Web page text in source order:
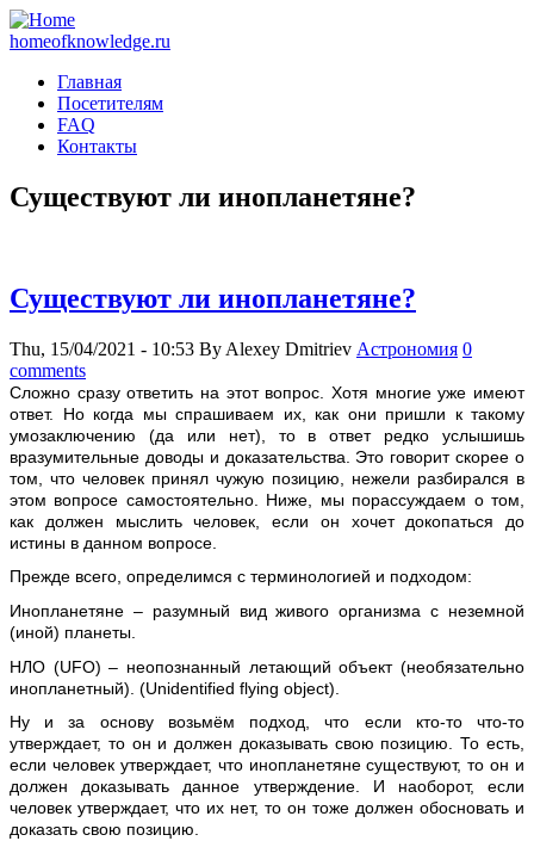
homeofknowledge.ru
Главная
Посетителям
FAQ
Контакты
Существуют ли инопланетяне?
Существуют ли инопланетяне?
Thu, 15/04/2021 - 10:53 By Alexey Dmitriev Астрономия 0
comments
Сложно срaзу ответить на этот вопрос. Хотя многие уже имеют
ответ. Но когда мы спрашиваем их, как они пришли к такому
умозаключению (да или нет), то в ответ редко услышишь
вразумительные доводы и доказательства. Это говорит скорее о
том, что человек принял чужую позицию, нежели разбирался в
этом вопросе самостоятельно. Ниже, мы порассуждаем о том,
как должен мыслить человек, если он хочет докопаться до
истины в данном вопросе.
Прежде всего, определимся с терминологией и подходом:
Инопланетяне – разумный вид живого организма с неземной
(иной) планеты.
НЛО (UFO) – неопознанный летающий объект (необязательно
инопланетный). (Unidentified flying object).
Ну и за основу возьмём подход, что если кто-то что-то
утверждает, то он и должен доказывать свою позицию. То есть,
если человек утверждает, что инопланетяне существуют, то он и
должен доказывать данное утверждение. И наоборот, если
человек утверждает, что их нет, то он тоже должен обосновать и
доказать свою позицию.